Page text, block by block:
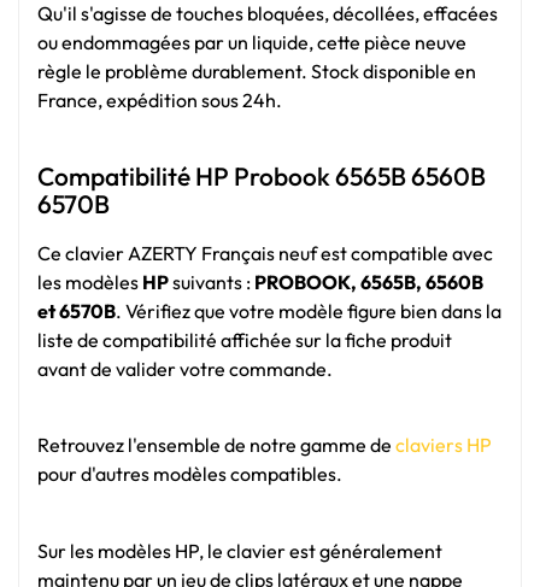
Qu'il s'agisse de touches bloquées, décollées, effacées
ou endommagées par un liquide, cette pièce neuve
règle le problème durablement. Stock disponible en
France, expédition sous 24h.
Compatibilité HP Probook 6565B 6560B
6570B
Ce clavier AZERTY Français neuf est compatible avec
les modèles HPsuivants : PROBOOK, 6565B, 6560B
et 6570B. Vérifiez que votre modèle figure bien dans la
liste de compatibilité affichée sur la fiche produit
avant de valider votre commande.
Retrouvez l'ensemble de notre gamme de claviers HP
pour d'autres modèles compatibles.
Sur les modèles HP, le clavier est généralement
maintenu par un jeu de clips latéraux et une nappe